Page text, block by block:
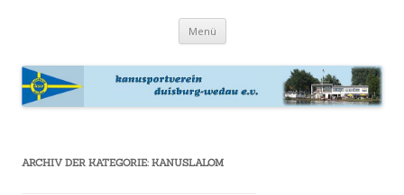
Menü Zum
springen
ARCHIV DER KATEGORIE: KANUSLALOM